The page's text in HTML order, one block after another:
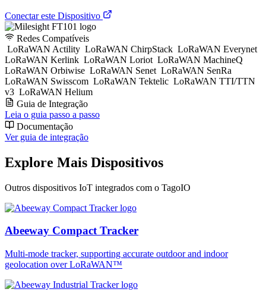
Conectar este Dispositivo
Redes Compatíveis
LoRaWAN Actility LoRaWAN ChirpStack LoRaWAN Everynet
LoRaWAN Kerlink LoRaWAN Loriot LoRaWAN MachineQ
LoRaWAN Orbiwise LoRaWAN Senet LoRaWAN SenRa
LoRaWAN Swisscom LoRaWAN Tektelic LoRaWAN TTI/TTN
v3 LoRaWAN Helium
Guia de Integração
Leia o guia passo a passo
Documentação
Ver guia de integração
Explore Mais Dispositivos
Outros dispositivos IoT integrados com o TagoIO
Abeeway Compact Tracker
Multi-mode tracker, supporting accurate outdoor and indoor
geolocation over LoRaWAN™